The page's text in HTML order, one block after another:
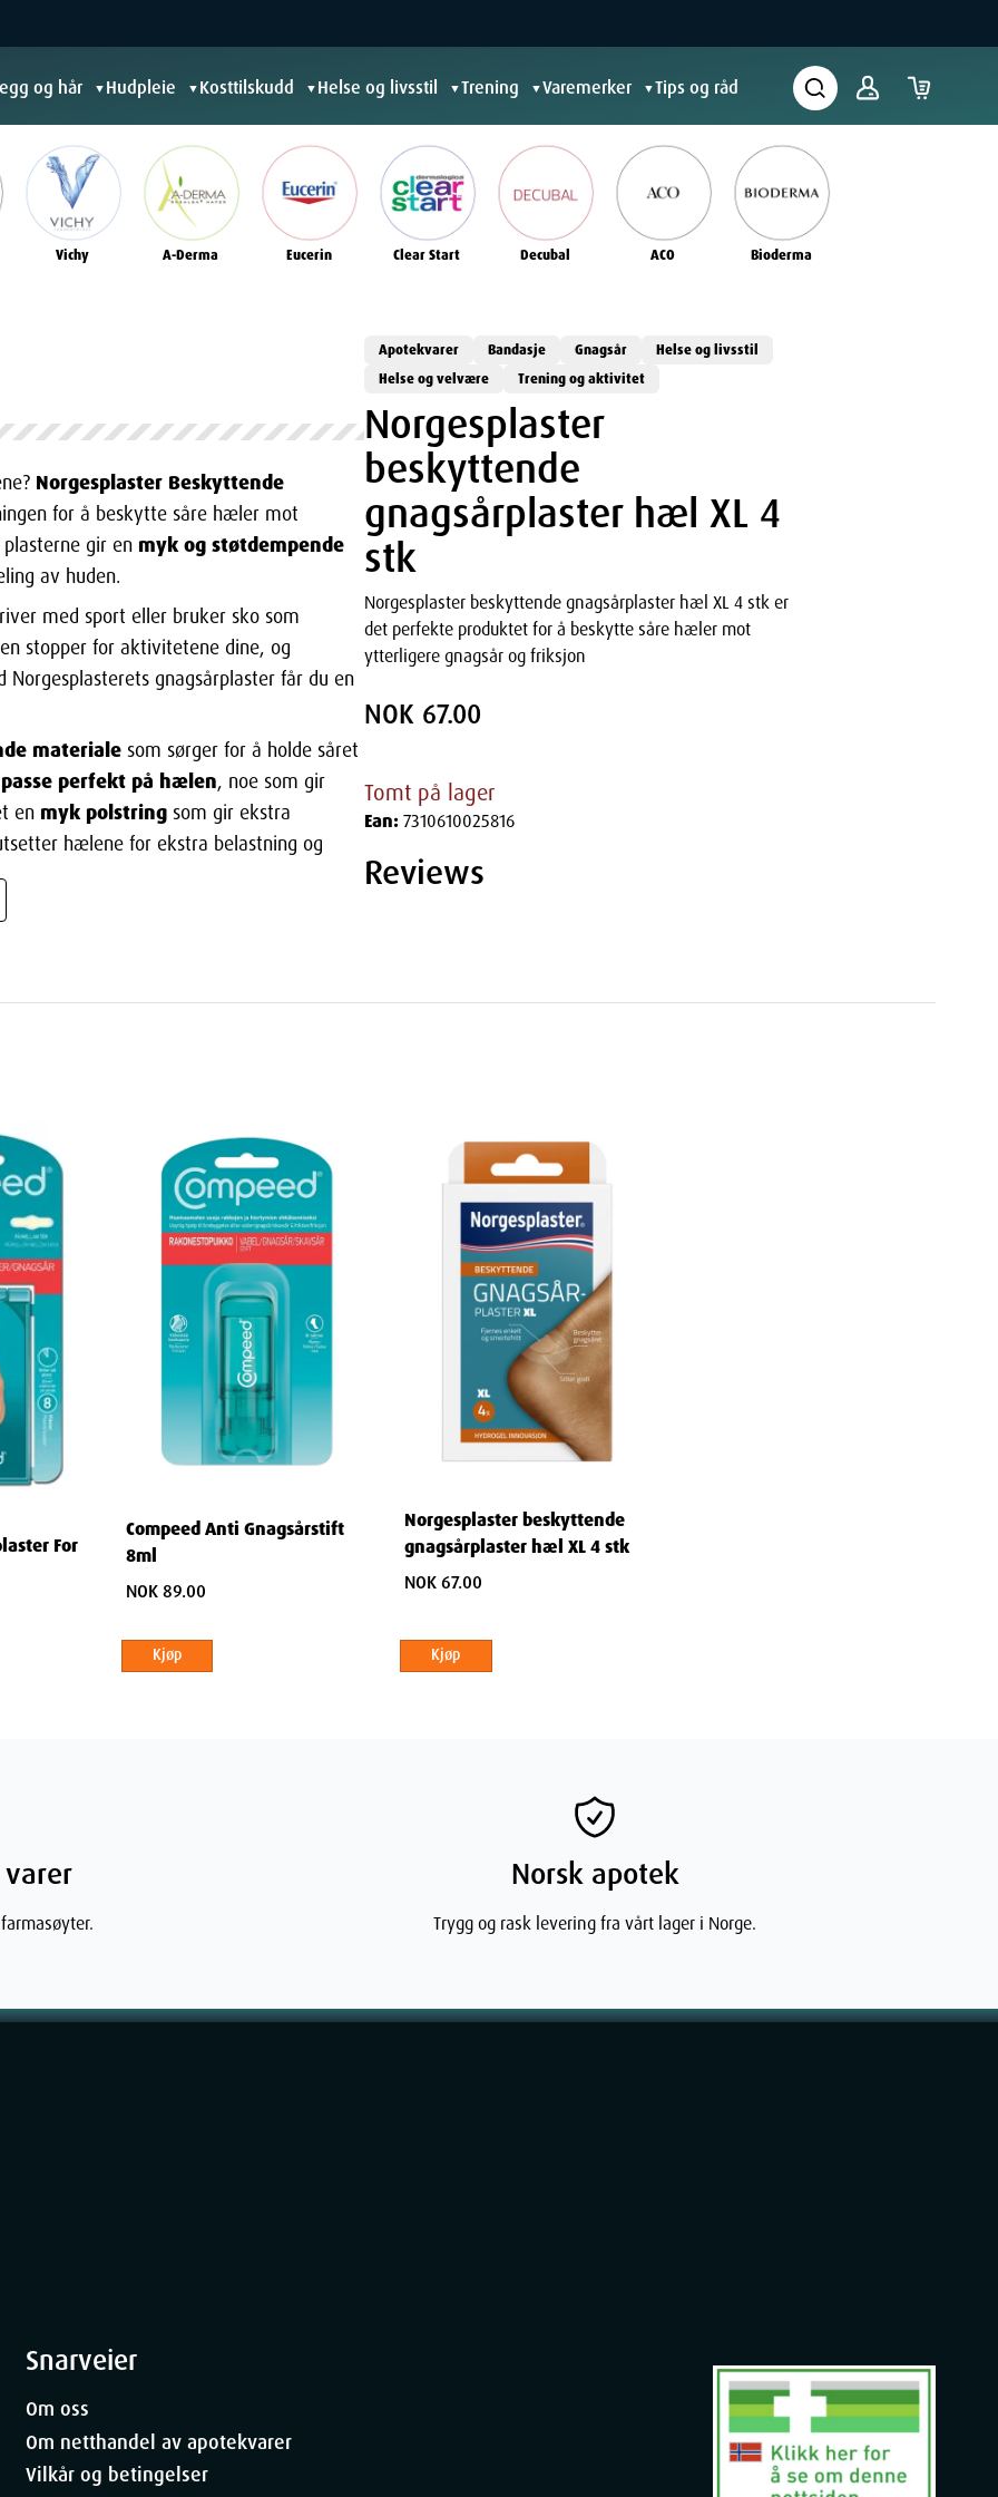
og hår ▼ Hudpleie ▼ Kosttilskudd ▼ Helse og livsstil ▼Trening ▼Varemerker ▼Tips og råd
Vichy A-Derma Eucerin Clear Start Decubal ACO Bioderma
Norgesplaster Beskyttende
for å beskytte såre hæler mot
gir en myk og støtdempende
av huden.
med sport eller bruker sko som
stopper for aktivitetene dine, og
gnagsårplaster får du en
materiale som sørger for å holde såret
passe perfekt på hælen, noe som gir
en myk polstring som gir ekstra
hælene for ekstra belastning og
kan du fortsette med favorittaktivitetene
gir deg den beskyttelsen og
effektiv smertelindring.
4 stk
Apotekvarer Bandasje Gnagsår
Helse og livsstil
Helse og velvære
Trening og aktivitet
Norgesplaster
beskyttende
gnagsårplaster hæl XL 4
stk
Norgesplaster beskyttende gnagsårplaster hæl XL 4 stk er
det perfekte produktet for å beskytte såre hæler mot
ytterligere gnagsår og friksjon
NOK 67.00
Tomt på lager
Ean: 7310610025816
Reviews
For
Compeed Anti Gnagsårstift
8ml
NOK 89.00
Kjøp
Norgesplaster beskyttende
gnagsårplaster hæl XL 4 stk
NOK 67.00
Kjøp
Norsk apotek
Trygg og rask levering fra vårt lager i Norge.
Snarveier
Om oss
Om netthandel av apotekvarer
Vilkår og betingelser